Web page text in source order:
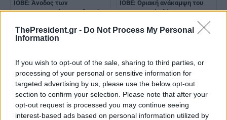
ThePresident.gr - Do Not Process My Personal
Information
If you wish to opt-out of the sale, sharing to third parties, or
processing of your personal or sensitive information for
targeted advertising by us, please use the below opt-out
section to confirm your selection. Please note that after your
opt-out request is processed you may continue seeing
interest-based ads based on personal information utilized by
ΙΟΒΕ: Άνοδος των
επιχειρηματικών προσδοκιών
μονάδες τον Φεβρουάριο
ΙΟΒΕ: Οριακή ανάκαμψη του
οικονομικού κλίματος